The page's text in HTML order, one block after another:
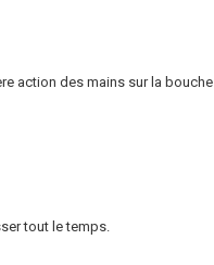
action des mains sur la bouche
tout le temps.